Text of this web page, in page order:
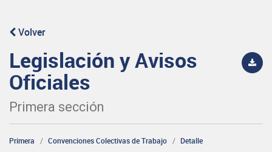
Volver
Legislación y Avisos
Oficiales
Primera sección
Primera Convenciones Colectivas de Trabajo Detalle